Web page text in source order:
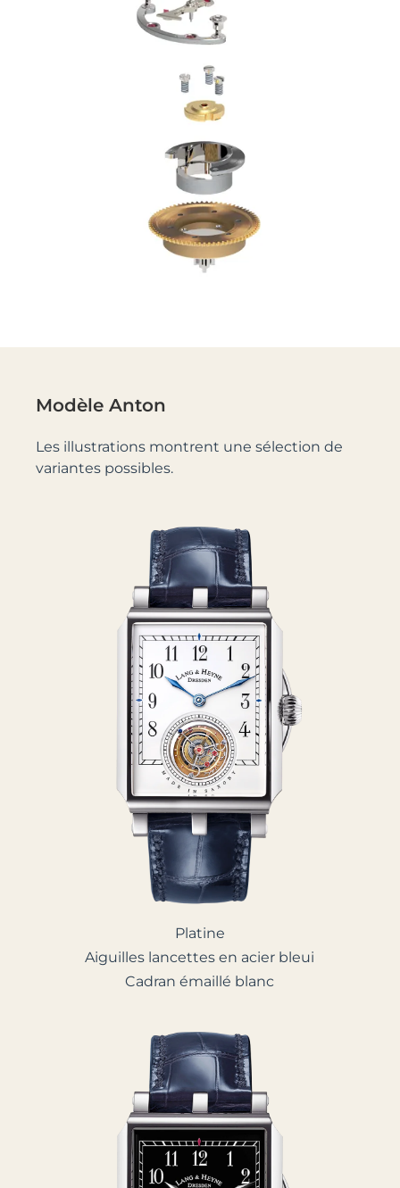
Modèle Anton
Les illustrations montrent une sélection de
variantes possibles.
Platine
Aiguilles lancettes en acier bleui
Cadran émaillé blanc